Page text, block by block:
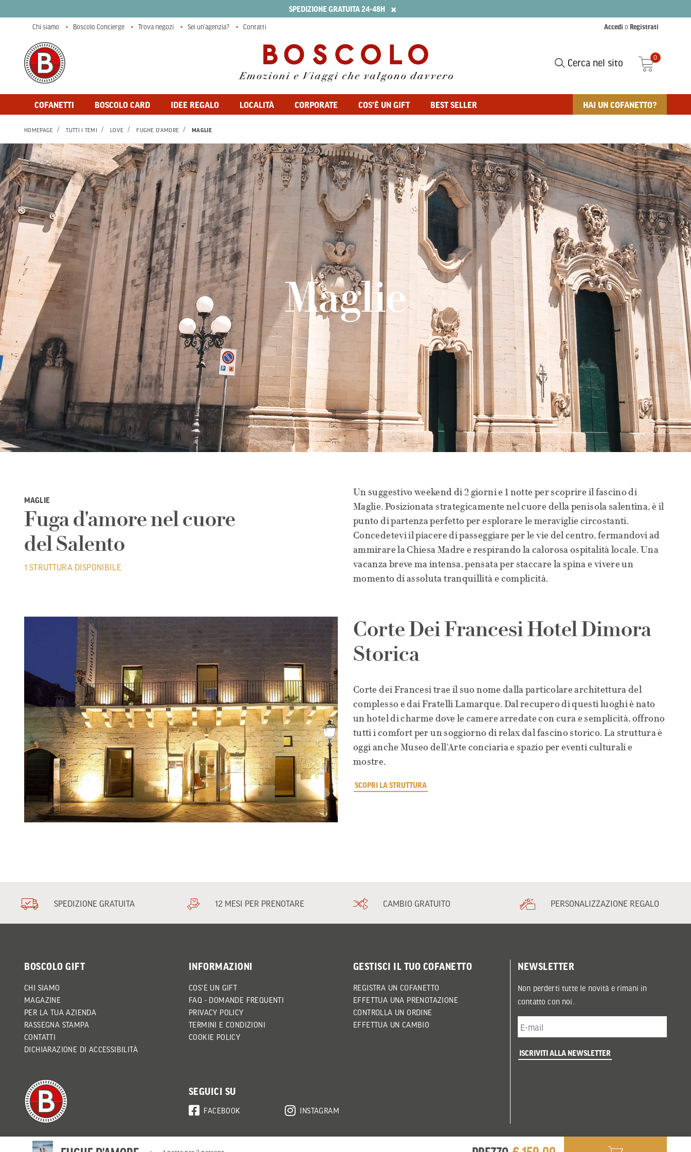
SPEDIZIONE GRATUITA 24-48H ×
Cerca nel sito
0
COFANETTI BOSCOLO CARD IDEE REGALO LOCALITÀ CORPORATE COS'È UN GIFT BEST SELLER HAI UN COFANETTO?
Chi siamo Boscolo Concierge Trova negozi Sei un'agenzia? Contatti Accedi o Registrati
HOMEPAGE TUTTI I TEMI LOVE FUGHE D'AMORE MAGLIE
Maglie
MAGLIE
Fuga d'amore nel cuore
del Salento
1 STRUTTURA DISPONIBILE
Un suggestivo weekend di 2 giorni e 1 notte per scoprire il fascino di
Maglie. Posizionata strategicamente nel cuore della penisola salentina, è il
punto di partenza perfetto per esplorare le meraviglie circostanti.
Concedetevi il piacere di passeggiare per le vie del centro, fermandovi ad
ammirare la Chiesa Madre e respirando la calorosa ospitalità locale. Una
vacanza breve ma intensa, pensata per staccare la spina e vivere un
momento di assoluta tranquillità e complicità.
Corte Dei Francesi Hotel Dimora
Storica
Corte dei Francesi trae il suo nome dalla particolare architettura del
complesso e dai Fratelli Lamarque. Dal recupero di questi luoghi è nato
un hotel di charme dove le camere arredate con cura e semplicità, offrono
tutti i comfort per un soggiorno di relax dal fascino storico. La struttura è
oggi anche Museo dell'Arte conciaria e spazio per eventi culturali e
mostre.
SCOPRI LA STRUTTURA
SPEDIZIONE GRATUITA 12 MESI PER PRENOTARE CAMBIO GRATUITO PERSONALIZZAZIONE REGALO
BOSCOLO GIFT
CHI SIAMO
MAGAZINE
PER LA TUA AZIENDA
RASSEGNA STAMPA
CONTATTI
DICHIARAZIONE DI ACCESSIBILITÀ
INFORMAZIONI
COS'È UN GIFT
FAQ - DOMANDE FREQUENTI
PRIVACY POLICY
TERMINI E CONDIZIONI
COOKIE POLICY
GESTISCI IL TUO COFANETTO
REGISTRA UN COFANETTO
EFFETTUA UNA PRENOTAZIONE
CONTROLLA UN ORDINE
EFFETTUA UN CAMBIO
SEGUICI SU
FACEBOOK INSTAGRAM
NEWSLETTER
Non perderti tutte le novità e rimani in
contatto con noi.
ISCRIVITI ALLA NEWSLETTER